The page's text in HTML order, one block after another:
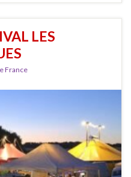
LES
France